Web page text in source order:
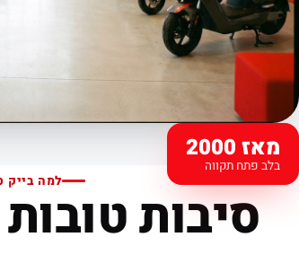
מאז 2000
בלב פתח תקווה
למה בייק סיבות